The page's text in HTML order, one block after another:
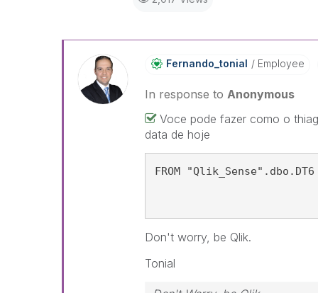
Fernando_tonial Employee
In response to Anonymous
Voce pode fazer como o
data de hoje
FROM "Qlik_Sense".dbo.DT6
Don't worry, be Qlik.
Tonial